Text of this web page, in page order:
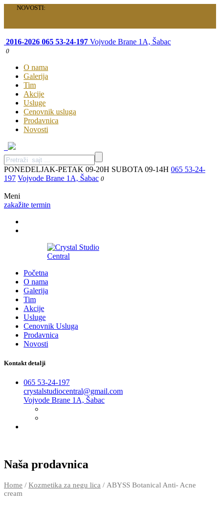
NOVOSTI:
Velika akcija je počela: Specijalni paketi samo za vas!
2016-2026 065 53-24-197 Vojvode Brane 1A, Šabac
0
O nama
Galerija
Tim
Akcije
Usluge
Cenovnik usluga
Prodavnica
Novosti
PONEDELJAK-PETAK 09-20H SUBOTA 09-14H 065 53-24-
197 Vojvode Brane 1A, Šabac 0
Meni
zakažite termin
Početna
O nama
Galerija
Tim
Akcije
Usluge
Cenovnik Usluga
Prodavnica
Novosti
Kontakt detalji
065 53-24-197
crystalstudiocentral@gmail.com
Vojvode Brane 1A, Šabac
Naša prodavnica
Home / Kozmetika za negu lica / ABYSS Botanical Anti- Acne
cream